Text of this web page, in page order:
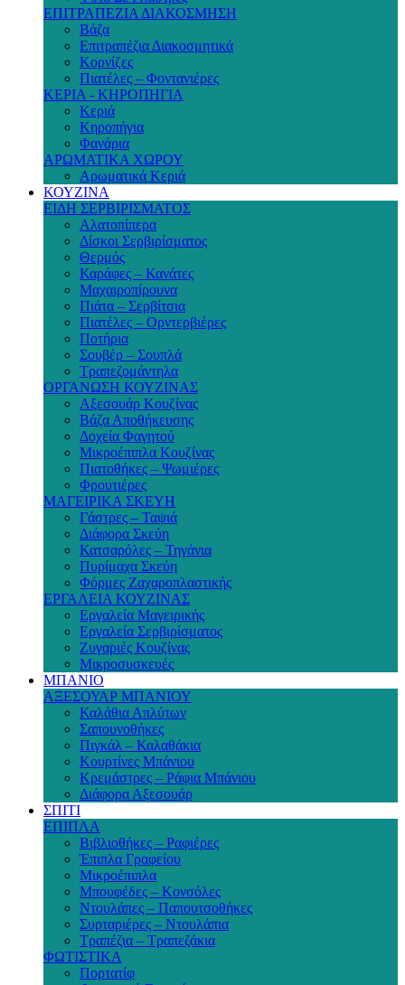
ΕΠΙΤΡΑΠΕΖΙΑ ΔΙΑΚΟΣΜΗΣΗ
Βάζα
Επιτραπέζια Διακοσμητικά
Κορνίζες
Πιατέλες – Φοντανιέρες
ΚΕΡΙΑ - ΚΗΡΟΠΗΓΙΑ
Κεριά
Κηροπήγια
Φανάρια
ΑΡΩΜΑΤΙΚΑ ΧΩΡΟΥ
Αρωματικά Κεριά
ΚΟΥΖΙΝΑ
ΕΙΔΗ ΣΕΡΒΙΡΙΣΜΑΤΟΣ
Αλατοπίπερα
Δίσκοι Σερβιρίσματος
Θερμός
Καράφες – Κανάτες
Μαχαιροπίρουνα
Πιάτα – Σερβίτσια
Πιατέλες – Ορντερβιέρες
Ποτήρια
Σουβέρ – Σουπλά
Τραπεζομάντηλα
ΟΡΓΑΝΩΣΗ ΚΟΥΖΙΝΑΣ
Αξεσουάρ Κουζίνας
Βάζα Αποθήκευσης
Δοχεία Φαγητού
Μικροέπιπλα Κουζίνας
Πιατοθήκες – Ψωμιέρες
Φρουτιέρες
ΜΑΓΕΙΡΙΚΑ ΣΚΕΥΗ
Γάστρες – Ταψιά
Διάφορα Σκεύη
Κατσαρόλες – Τηγάνια
Πυρίμαχα Σκεύη
Φόρμες Ζαχαροπλαστικής
ΕΡΓΑΛΕΙΑ ΚΟΥΖΙΝΑΣ
Εργαλεία Μαγειρικής
Εργαλεία Σερβιρίσματος
Ζυγαριές Κουζίνας
Μικροσυσκευές
ΜΠΑΝΙΟ
ΑΞΕΣΟΥΑΡ ΜΠΑΝΙΟΥ
Καλάθια Απλύτων
Σαπουνοθήκες
Πιγκάλ – Καλαθάκια
Κουρτίνες Μπάνιου
Κρεμάστρες – Ράφια Μπάνιου
Διάφορα Αξεσουάρ
ΣΠΙΤΙ
ΕΠΙΠΛΑ
Βιβλιοθήκες – Ραφιέρες
Έπιπλα Γραφείου
Μικροέπιπλα
Μπουφέδες – Κονσόλες
Ντουλάπες – Παπουτσοθήκες
Συρταριέρες – Ντουλάπια
Τραπέζια – Τραπεζάκια
ΦΩΤΙΣΤΙΚΑ
Πορτατίφ